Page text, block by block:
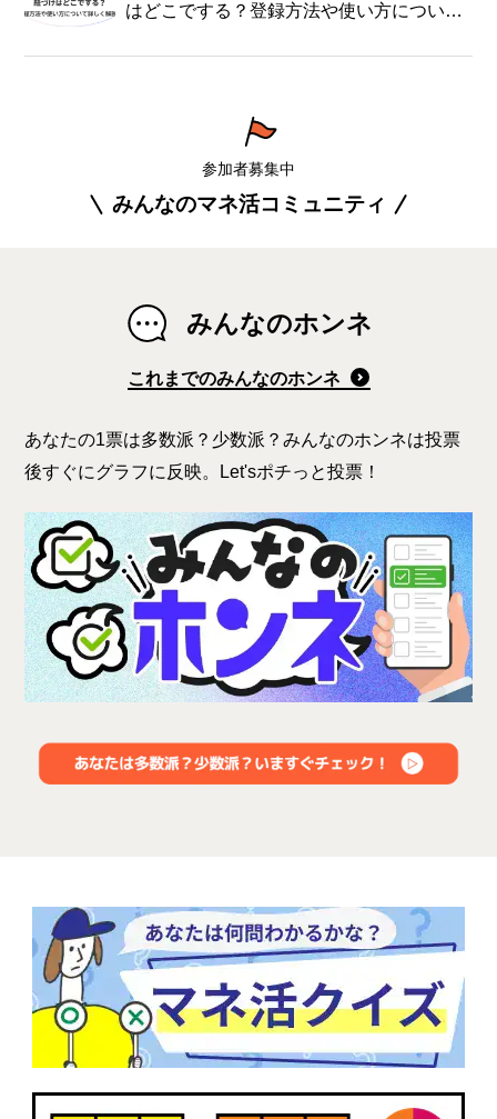
はどこでする？登録方法や使い方について
参加者募集中
みんなのマネ活コミュニティ
みんなのホンネ
これまでのみんなのホンネ
あなたの1票は多数派？少数派？みんなのホンネは投票
後すぐにグラフに反映。Let'sポチっと投票！